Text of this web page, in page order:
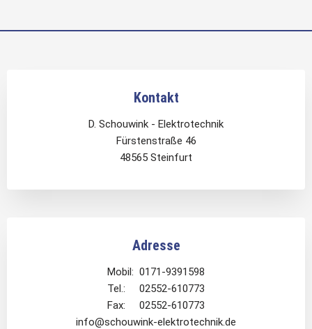
Kontakt
D. Schouwink - Elektrotechnik
Fürstenstraße 46
48565 Steinfurt
Adresse
Mobil: 0171-9391598
Tel.: 02552-610773
Fax: 02552-610773
info@schouwink-elektrotechnik.de